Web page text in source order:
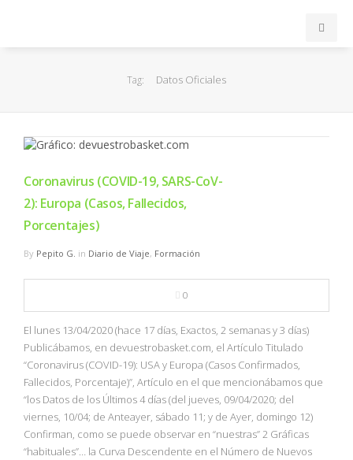
EuroLeague
FIBA
OTROS
NBA
MULTIMEDIA
Tag: Datos Oficiales
Coronavirus (COVID-19, SARS-CoV-
2): Europa (Casos, Fallecidos,
Porcentajes)
By Pepito G. in Diario de Viaje, Formación
0
El lunes 13/04/2020 (hace 17 días, Exactos, 2 semanas y 3 días)
Publicábamos, en devuestrobasket.com, el Artículo Titulado
“Coronavirus (COVID-19): USA y Europa (Casos Confirmados,
Fallecidos, Porcentaje)”, Artículo en el que mencionábamos que
“los Datos de los Últimos 4 días (del jueves, 09/04/2020; del
viernes, 10/04; de Anteayer, sábado 11; y de Ayer, domingo 12)
Confirman, como se puede observar en “nuestras” 2 Gráficas
“habituales”… la Curva Descendente en el Número de Nuevos